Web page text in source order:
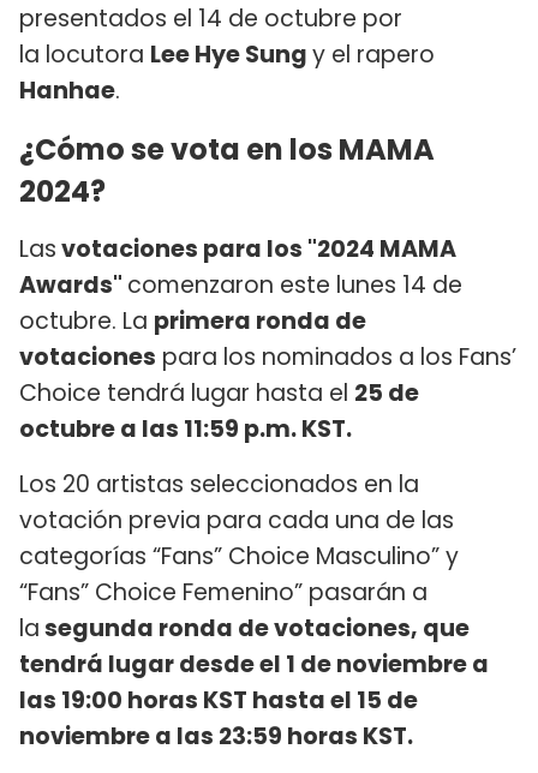
presentados el 14 de octubre por
la locutora Lee Hye Sungy el rapero
Hanhae.
¿Cómo se vota en los MAMA
2024?
Lasvotaciones para los "2024 MAMA
Awards" comenzaron este lunes 14 de
octubre. La primera ronda de
votaciones para los nominados a los Fans’
Choice tendrá lugar hasta el 25 de
octubre a las 11:59 p.m. KST.
Los 20 artistas seleccionados en la
votación previa para cada una de las
categorías “Fans” Choice Masculino” y
“Fans” Choice Femenino” pasarán a
lasegunda ronda de votaciones, que
tendrá lugar desde el 1 de noviembre a
las 19:00 horas KST hasta el 15 de
noviembre a las 23:59 horas KST.